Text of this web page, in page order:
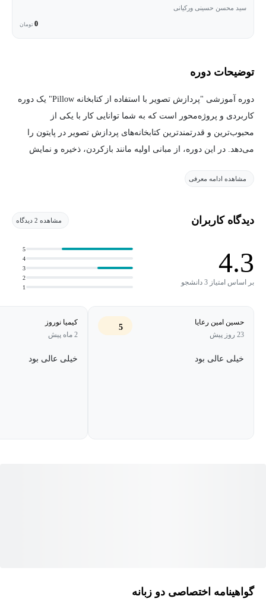
سید محسن حسینی ورکیانی
0 تومان
توضیحات دوره
دوره آموزشی "پردازش تصویر با استفاده از کتابخانه Pillow" یک دوره
کاربردی و پروژه‌محور است که به شما توانایی کار با یکی از
محبوب‌ترین و قدرتمندترین کتابخانه‌های پردازش تصویر در پایتون را
می‌دهد. در این دوره، از مبانی اولیه مانند بازکردن، ذخیره و نمایش
تغییر اندازه، چرخش، برش، اعمال فیلترها، و افزودن متن و شکل‌ها
پروژه‌های واقعی، شما را برای خودکارسازی کارهای پردازش تصویر،
آماده می‌کند. این آموزش برای توسعه‌دهندگان، طراحان، علاقه‌مندان به
هوش مصنوعی و همه کسانی که می‌خواهند به سرعت و با عمق
مناسب، قدرت Pillow را در پروژه‌های خود به کار گیرند، طراحی شده
مشاهده ادامه معرفی
دیدگاه کاربران مشاهده 2 دیدگاه
4.3
بر اساس امتیاز 3 دانشجو
1
2
3
4
5
حسین امین رعایا
23 روز پیش
5
خیلی عالی بود
کیمیا نوروز
2 ماه پیش
خیلی عالی بود
گواهینامه اختصاصی دو زبانه